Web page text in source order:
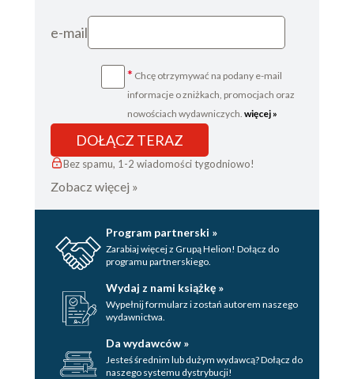
e-mail
* Chcę otrzymywać na podany e-mail
informacje o zniżkach, promocjach oraz
nowościach wydawniczych. więcej »
DOŁĄCZ TERAZ
Bez spamu, 1-2 wiadomości tygodniowo!
Zobacz więcej »
Program partnerski »
Zarabiaj więcej z Grupą Helion! Dołącz do
programu partnerskiego.
Wydaj z nami książkę »
Wypełnij formularz i zostań autorem naszego
wydawnictwa.
Da wydawców »
Jesteś średnim lub dużym wydawcą? Dołącz do
naszego systemu dystrybucji!